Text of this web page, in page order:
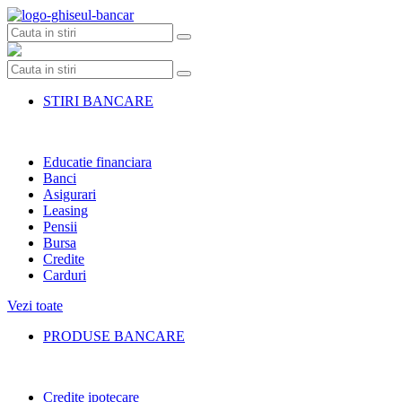
Skip
to
content
STIRI BANCARE
Educatie financiara
Banci
Asigurari
Leasing
Pensii
Bursa
Credite
Carduri
Vezi toate
PRODUSE BANCARE
Credite ipotecare